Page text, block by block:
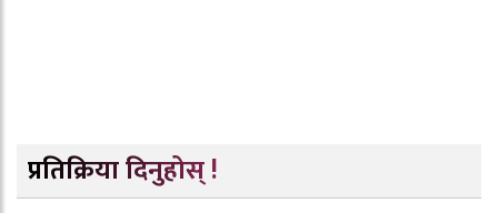
प्रतिक्रिया दिनुहोस् !